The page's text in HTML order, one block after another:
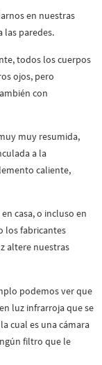
en nuestras
las paredes.
todos los cuerpos
ojos, pero
con
muy resumida,
a la
caliente,
casa, o incluso en
los fabricantes
altere nuestras
podemos ver que
luz infrarroja que se
cual es una cámara
filtro que le